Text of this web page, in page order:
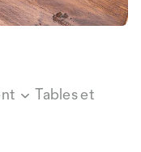
Tables et